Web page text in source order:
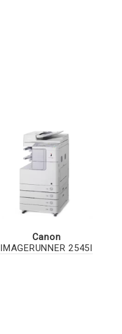
Canon
IMAGERUNNER 2545I